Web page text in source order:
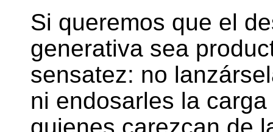
Si queremos que el
generativa sea
sensatez: no
ni endosarles la
quienes carezcan de